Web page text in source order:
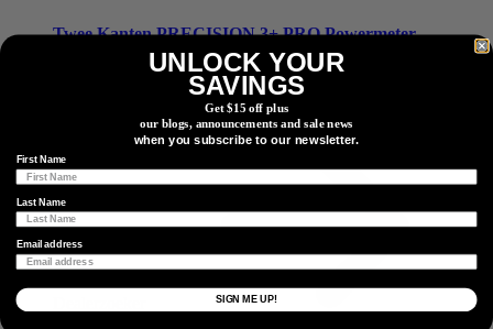
Twee KantenPRECISION 3+ PRO Powermeter
Klaar om te Rijden
Zoek een dealer of retailpartner bij u in de buurt.
UNLOCK YOUR
SAVINGS
Get $15 off plus
our blogs, announcements and sale news
when you subscribe to our newsletter.
First Name
Last Name
Email address
SIGN ME UP!